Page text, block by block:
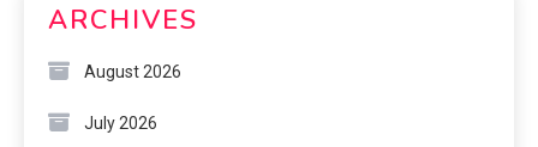
ARCHIVES
August 2026
July 2026